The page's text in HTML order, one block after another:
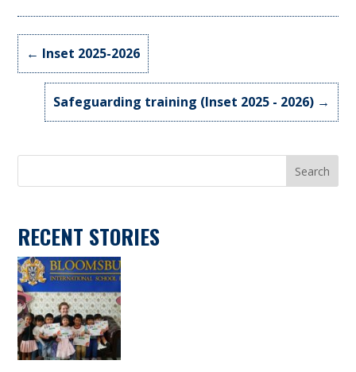
← Inset 2025-2026
Safeguarding training (Inset 2025 - 2026)→
Search
RECENT STORIES